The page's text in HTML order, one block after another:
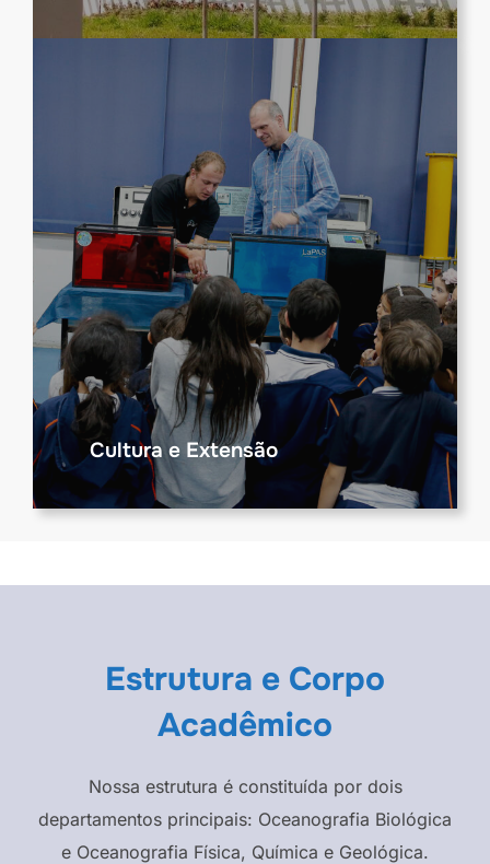
Cultura e Extensão
Estrutura e Corpo
Acadêmico
Nossa estrutura é constituída por dois
departamentos principais: Oceanografia Biológica
e Oceanografia Física, Química e Geológica.